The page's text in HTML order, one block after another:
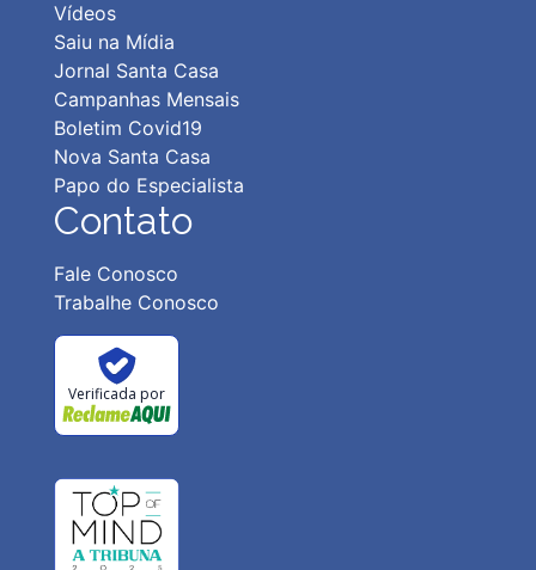
Vídeos
Saiu na Mídia
Jornal Santa Casa
Campanhas Mensais
Boletim Covid19
Nova Santa Casa
Papo do Especialista
Contato
Fale Conosco
Trabalhe Conosco
Verificada por